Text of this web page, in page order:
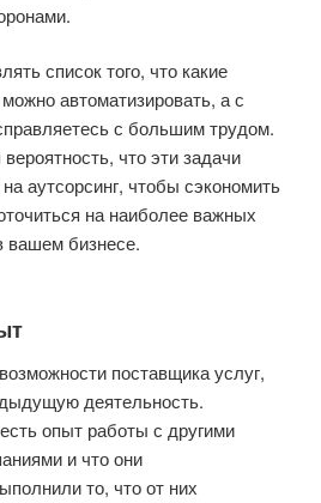
список того, что какие
автоматизировать, а с
с большим трудом.
что эти задачи
аутсорсинг, чтобы сэкономить
на наиболее важных
вашем бизнесе.
поставщика услуг,
деятельность.
опыт работы с другими
и что они
то, что от них